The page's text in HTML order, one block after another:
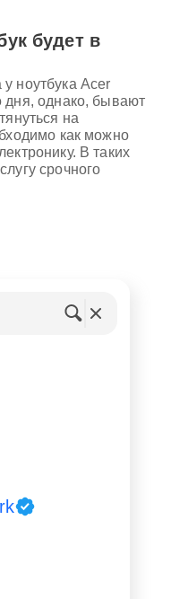
будет в
ноутбука Acer
дня, однако, бывают
на
как можно
В таких
срочного